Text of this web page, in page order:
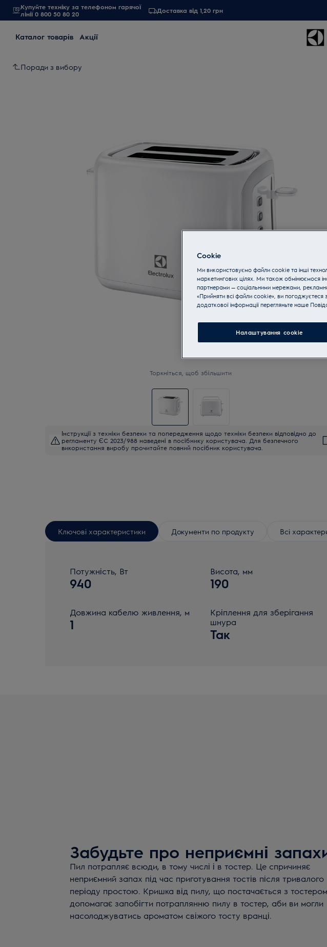
Купуйте техніку за телефоном гарячої
лінії 0 800 50 80 20
Доставка від 1,20 грн
Каталог товарів Акції
Поради з вибору
Торкніться, щоб збільшити
Інструкції з техніки безпеки та попередження щодо техніки безпеки відповідно до
регламенту ЄС 2023/988 наведені в посібнику користувача. Для безпечного
використання виробу прочитайте повний посібник користувача.
Ключові характеристики Документи по продукту Всі
Потужність, Вт
940
Висота, мм
190
Довжина кабелю живлення, м
1
Кріплення для зберігання
шнура
Так
Забудьте про неприємні
Пил потрапляє всюди, в тому числі і в тостер. Це спричиняє
неприємний запах під час приготування тостів після тривалого
періоду простою. Кришка від пилу, що постачається з
допомагає запобігти потраплянню пилу в тостер, аби ви могли
насолоджуватись ароматом свіжого тосту вранці.
Cookie
Ми використовуємо файли cookie та інші
маркетингових цілях. Ми також обмінюємося
партнерами — соціальними мережами,
«Прийняти всі файли cookie», ви
додаткової інформації перегляньте наше
Налаштування cookie